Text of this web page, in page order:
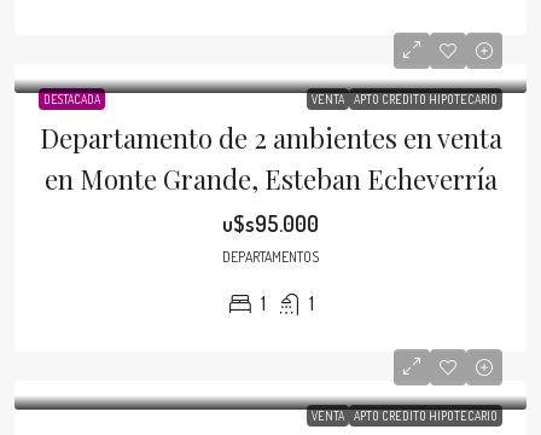
DESTACADA VENTA APTO CRÉDITO HIPOTECARIO
Departamento de 2 ambientes en venta
en Monte Grande, Esteban Echeverría
u$s95.000
DEPARTAMENTOS
1 1
VENTA APTO CRÉDITO HIPOTECARIO